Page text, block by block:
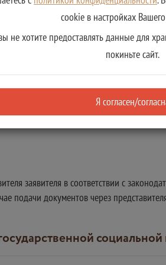
страниц документа,
заявителя в соответствии с
подачи документов через
cookie в настройках
не хотите предоставлять данные для
покиньте сайт.
Я согласен/